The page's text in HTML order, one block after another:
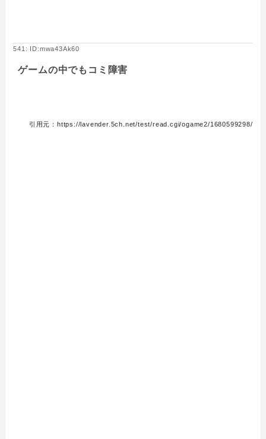
541: ID:mwa43Ak60
ゲームの中でもコミ障害
引用元：https://lavender.5ch.net/test/read.cgi/ogame2/1680599298/